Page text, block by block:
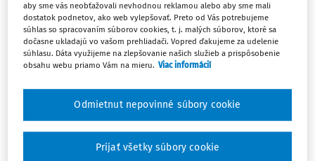
ČLÁNKY
Fideikomisárna substitúcia de lege
ferenda
Katarína Valová PhD. Komisia pre rekodifikáciu
súkromného práva Mgr. Olivér Bakos Legislatívna
skupina Prezídia Notárskej komory SR Fideikomisárna
substitúcia ako inštitút dedičského práva...
aby sme vás neobťažovali nevhodnou reklamou alebo aby sme mali
dostatok podnetov, ako web vylepšovať. Preto od Vás potrebujeme
súhlas so spracovaním súborov cookies, t. j. malých súborov, ktoré sa
dočasne ukladajú vo vašom prehliadači. Vopred ďakujeme za udelenie
súhlasu. Dáta využijeme na zlepšovanie našich služieb a prispôsobenie
obsahu webu priamo Vám na mieru. Viac informácií
Odmietnut nepovinné súbory cookie
Prijať všetky súbory cookie